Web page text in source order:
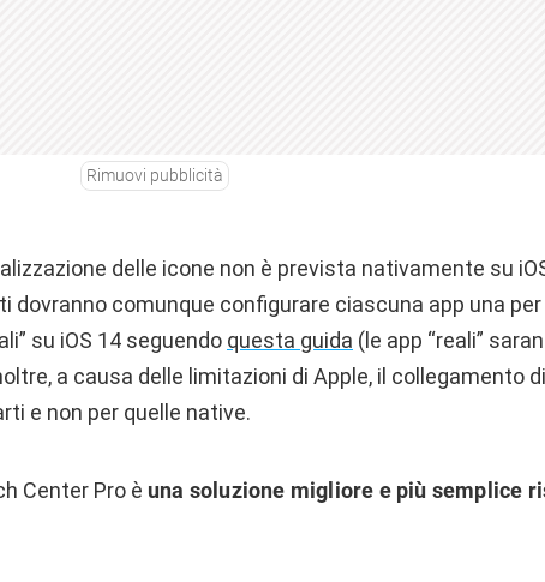
Rimuovi pubblicità
delle icone non è prevista nativamente su
comunque configurare ciascuna app una per
su iOS 14 seguendo questa guida (le app “reali”
a causa delle limitazioni di Apple, il collegamento
e non per quelle native.
Center Pro è una soluzione migliore e più semplice